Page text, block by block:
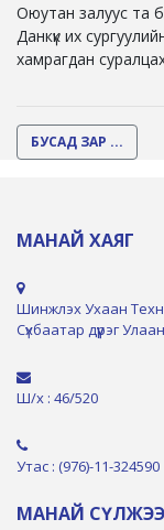
Оюутан залуус та
Данкүк их
хамрагдан
БУСАД ЗАР ...
МАНАЙ ХАЯГ
Шинжлэх Ухаан
Сүхбаатар дүүрэг
Ш/х : 46/520
Утас : (976)-11-324590
МАНАЙ